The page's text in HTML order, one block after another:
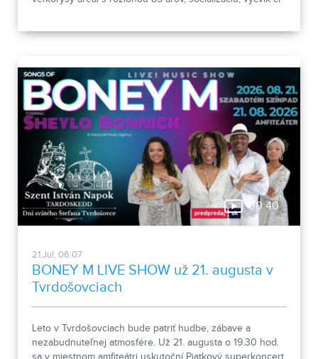
00:40
21.Jul, 06:07
BONEY M LIVE SHOW už 21. augusta v
Tvrdošovciach
Leto v Tvrdošovciach bude patriť hudbe, zábave a
nezabudnuteľnej atmosfére. Už 21. augusta o 19.30 hod.